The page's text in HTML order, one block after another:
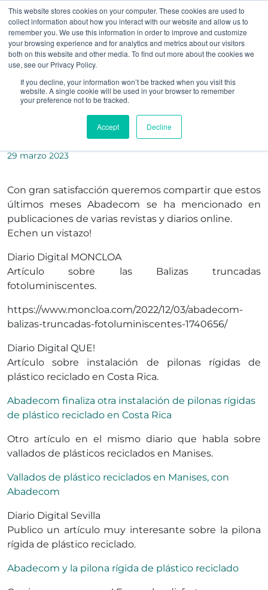
This website stores cookies on your computer. These cookies are used to
collect information about how you interact with our website and allow us to
remember you. We use this information in order to improve and customize
your browsing experience and for analytics and metrics about our visitors
both on this website and other media. To find out more about the cookies we
use, see our Privacy Policy.
If you decline, your information won’t be tracked when you visit this
website. A single cookie will be used in your browser to remember
your preference not to be tracked.
Accept Decline
Abadecom en la
prensa digital
29 marzo 2023
Con gran satisfacción queremos compartir que estos
últimos meses Abadecom se ha mencionado en
publicaciones de varias revistas y diarios online.
Echen un vistazo!
Diario Digital MONCLOA
Artículo sobre las Balizas truncadas
fotoluminiscentes.
https://www.moncloa.com/2022/12/03/abadecom-
balizas-truncadas-fotoluminiscentes-1740656/
Diario Digital QUE!
Artículo sobre instalación de pilonas rígidas de
plástico reciclado en Costa Rica.
Abadecom finaliza otra instalación de pilonas rígidas
de plástico reciclado en Costa Rica
Otro artículo en el mismo diario que habla sobre
vallados de plásticos reciclados en Manises.
Vallados de plástico reciclados en Manises, con
Abadecom
Diario Digital Sevilla
Publico un artículo muy interesante sobre la pilona
rígida de plástico reciclado.
Abadecom y la pilona rígida de plástico reciclado